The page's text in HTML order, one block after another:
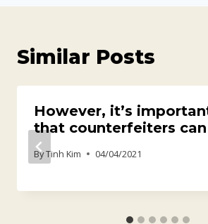
Similar Posts
However, it’s
that counterfeiters can
ByTinh Kim 04/04/2021